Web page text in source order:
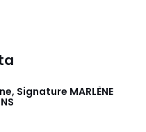
Signature MARLÈNE